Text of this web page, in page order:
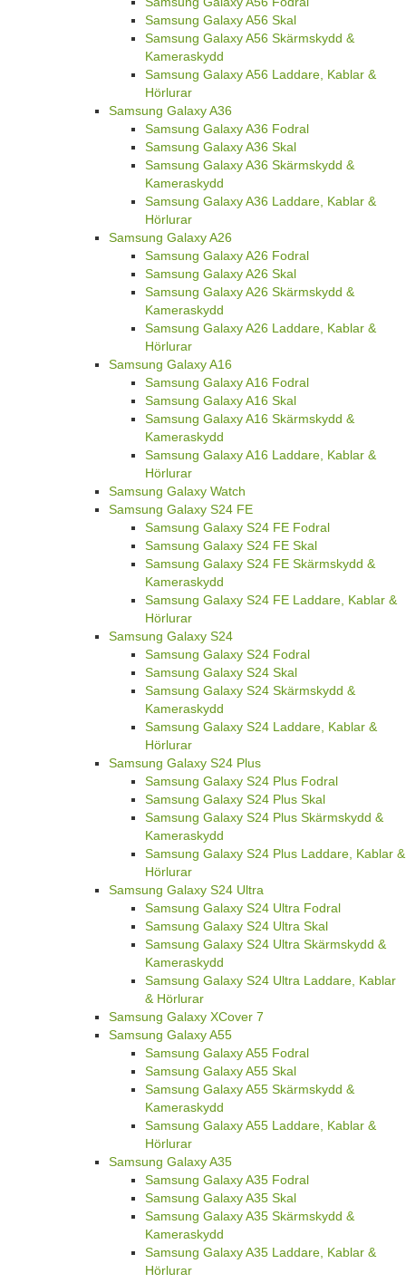
Samsung Galaxy A56 Skal
Samsung Galaxy A56 Skärmskydd &
Kameraskydd
Samsung Galaxy A56 Laddare, Kablar &
Hörlurar
Samsung Galaxy A36
Samsung Galaxy A36 Fodral
Samsung Galaxy A36 Skal
Samsung Galaxy A36 Skärmskydd &
Kameraskydd
Samsung Galaxy A36 Laddare, Kablar &
Hörlurar
Samsung Galaxy A26
Samsung Galaxy A26 Fodral
Samsung Galaxy A26 Skal
Samsung Galaxy A26 Skärmskydd &
Kameraskydd
Samsung Galaxy A26 Laddare, Kablar &
Hörlurar
Samsung Galaxy A16
Samsung Galaxy A16 Fodral
Samsung Galaxy A16 Skal
Samsung Galaxy A16 Skärmskydd &
Kameraskydd
Samsung Galaxy A16 Laddare, Kablar &
Hörlurar
Samsung Galaxy Watch
Samsung Galaxy S24 FE
Samsung Galaxy S24 FE Fodral
Samsung Galaxy S24 FE Skal
Samsung Galaxy S24 FE Skärmskydd &
Kameraskydd
Samsung Galaxy S24 FE Laddare, Kablar &
Hörlurar
Samsung Galaxy S24
Samsung Galaxy S24 Fodral
Samsung Galaxy S24 Skal
Samsung Galaxy S24 Skärmskydd &
Kameraskydd
Samsung Galaxy S24 Laddare, Kablar &
Hörlurar
Samsung Galaxy S24 Plus
Samsung Galaxy S24 Plus Fodral
Samsung Galaxy S24 Plus Skal
Samsung Galaxy S24 Plus Skärmskydd &
Kameraskydd
Samsung Galaxy S24 Plus Laddare, Kablar &
Hörlurar
Samsung Galaxy S24 Ultra
Samsung Galaxy S24 Ultra Fodral
Samsung Galaxy S24 Ultra Skal
Samsung Galaxy S24 Ultra Skärmskydd &
Kameraskydd
Samsung Galaxy S24 Ultra Laddare, Kablar
& Hörlurar
Samsung Galaxy XCover 7
Samsung Galaxy A55
Samsung Galaxy A55 Fodral
Samsung Galaxy A55 Skal
Samsung Galaxy A55 Skärmskydd &
Kameraskydd
Samsung Galaxy A55 Laddare, Kablar &
Hörlurar
Samsung Galaxy A35
Samsung Galaxy A35 Fodral
Samsung Galaxy A35 Skal
Samsung Galaxy A35 Skärmskydd &
Kameraskydd
Samsung Galaxy A35 Laddare, Kablar &
Hörlurar